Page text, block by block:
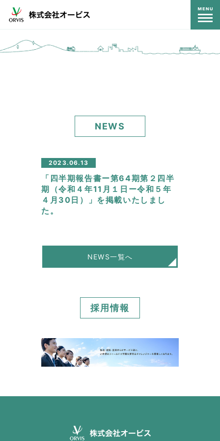
NEWS
2023.06.13
「四半期報告書ー第64期第２四半
期（令和４年11月１日ー令和５年
４月30日）」を掲載いたしまし
た。
NEWS一覧へ
採用情報